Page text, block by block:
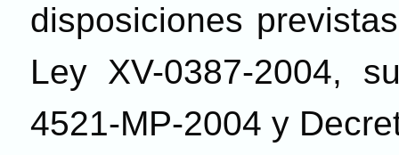
disposiciones
Ley XV-0387-2004,
4521-MP-2004 y